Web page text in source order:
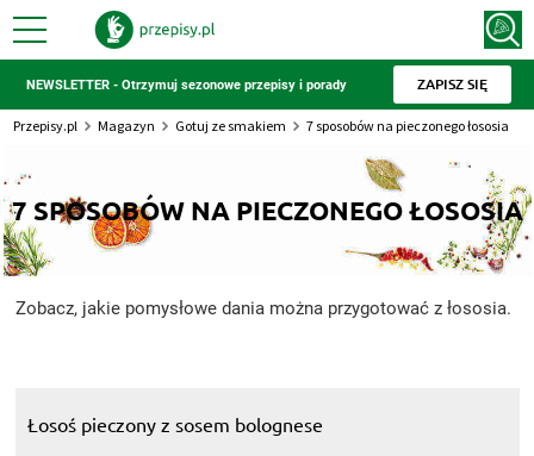
NEWSLETTER - Otrzymuj sezonowe przepisy i porady ZAPISZ SIĘ
Przepisy.pl Magazyn Gotuj ze smakiem 7 sposobów na pieczonego łososia
7 SPOSOBÓW NA PIECZONEGO ŁOSOSIA
Zobacz, jakie pomysłowe dania można przygotować z łososia.
Łosoś pieczony z sosem bolognese